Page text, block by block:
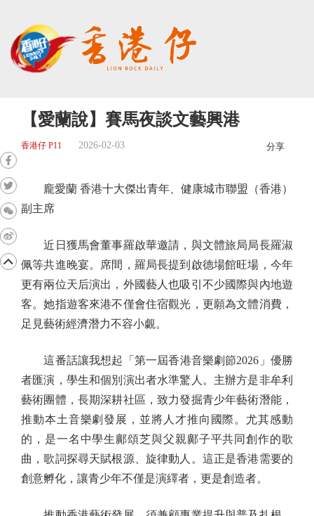
【愛蘭說】賽馬夜談文藝興港
香港仔 P11 2026-02-03 分享
龐愛蘭 香港十大傑出青年、健康城市聯盟（香港）
副主席
近日獲馬會董事羅啟華邀請，與文體旅局局長羅淑
佩等共進晚宴。席間，羅局長提到啟德場館旺場，今年
更有兩位天后演出，外國藝人也吸引不少國際與內地遊
客。她指遊客來港不僅會住宿觀光，更願為文體消費，
足見藝術經濟潛力不容小覷。
這番話讓我想起「第一屆香港音樂劇節2026」優勝
者匯演，學生和個別演出者水準驚人。主辦方是非牟利
藝術團體，長期深耕社區，致力發掘青少年藝術潛能，
推動本土音樂劇發展，並將人才推向國際。尤其感動
的，是一名中學生鄺頌芝與父親鄺子平共同創作的歌
曲，歌詞探尋天賦根源、旋律動人。這正是香港需要的
創意孵化，讓青少年不僅是演繹者，更是創造者。